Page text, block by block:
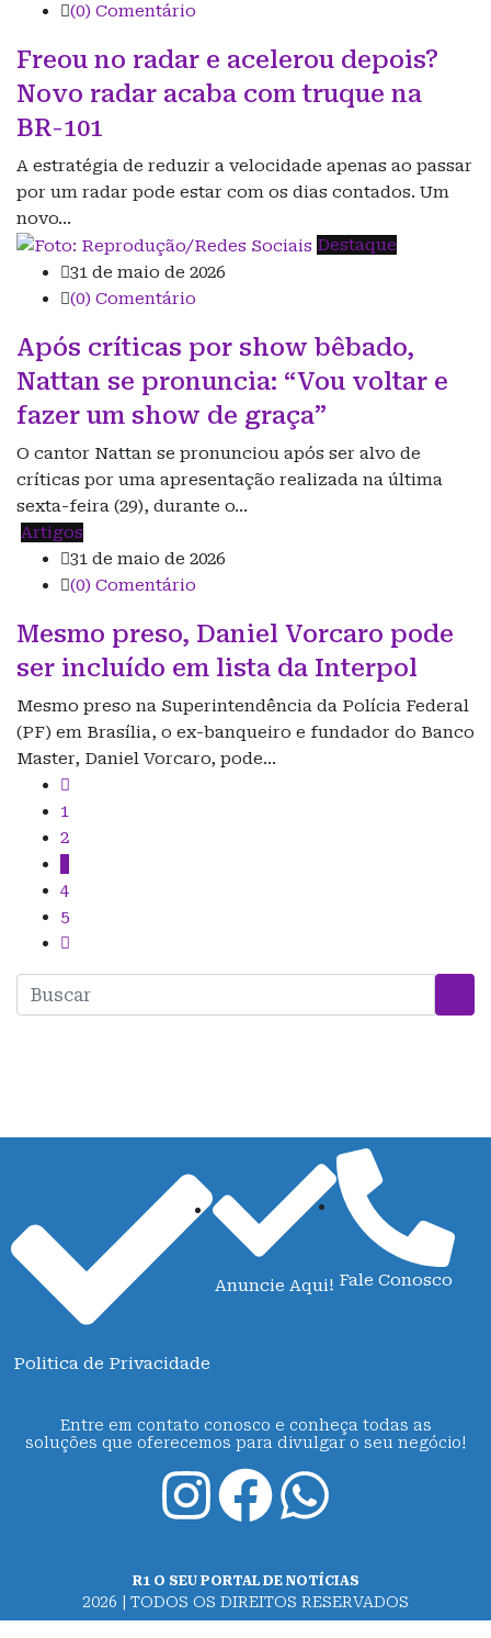
(0) Comentário
Freou no radar e acelerou depois?
Novo radar acaba com truque na
BR-101
A estratégia de reduzir a velocidade apenas ao passar
por um radar pode estar com os dias contados. Um
novo…
Destaque
31 de maio de 2026
(0) Comentário
Após críticas por show bêbado,
Nattan se pronuncia: “Vou voltar e
fazer um show de graça”
O cantor Nattan se pronunciou após ser alvo de
críticas por uma apresentação realizada na última
sexta-feira (29), durante o…
Artigos
31 de maio de 2026
(0) Comentário
Mesmo preso, Daniel Vorcaro pode
ser incluído em lista da Interpol
Mesmo preso na Superintendência da Polícia Federal
(PF) em Brasília, o ex-banqueiro e fundador do Banco
Master, Daniel Vorcaro, pode…
1
2
4
5
Politica de Privacidade
Anuncie Aqui! Fale Conosco
Entre em contato conosco e conheça todas as
soluções que oferecemos para divulgar o seu negócio!
R1 O SEU PORTAL DE NOTÍCIAS
2026 | TODOS OS DIREITOS RESERVADOS